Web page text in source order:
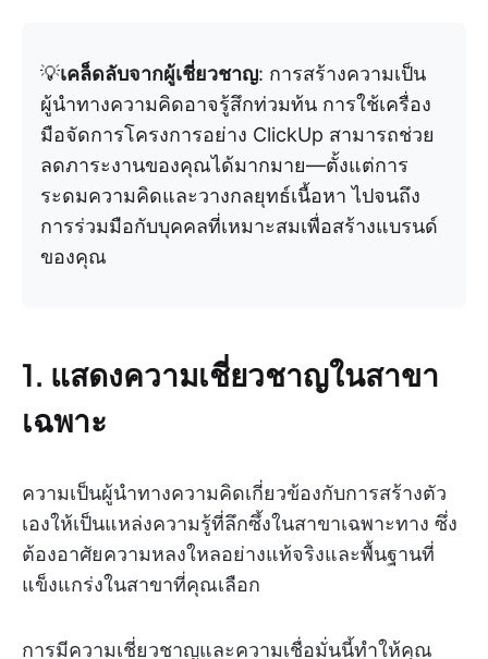
💡เคล็ดลับจากผู้เชี่ยวชาญ: การสร้างความเป็น
ผู้นำทางความคิดอาจรู้สึกท่วมท้น การใช้เครื่อง
มือจัดการโครงการอย่าง ClickUp สามารถช่วย
ลดภาระงานของคุณได้มากมาย—ตั้งแต่การ
ระดมความคิดและวางกลยุทธ์เนื้อหา ไปจนถึง
การร่วมมือกับบุคคลที่เหมาะสมเพื่อสร้างแบรนด์
ของคุณ
1. แสดงความเชี่ยวชาญในสาขา
เฉพาะ
ความเป็นผู้นำทางความคิดเกี่ยวข้องกับการสร้างตัว
เองให้เป็นแหล่งความรู้ที่ลึกซึ้งในสาขาเฉพาะทาง ซึ่ง
ต้องอาศัยความหลงใหลอย่างแท้จริงและพื้นฐานที่
แข็งแกร่งในสาขาที่คุณเลือก
การมีความเชี่ยวชาญและความเชื่อมั่นนี้ทำให้คุณ